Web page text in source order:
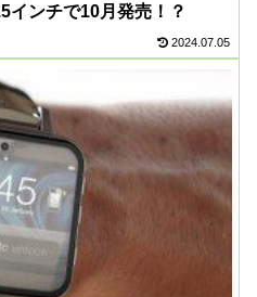
インチで10月発売！？
2024.07.05